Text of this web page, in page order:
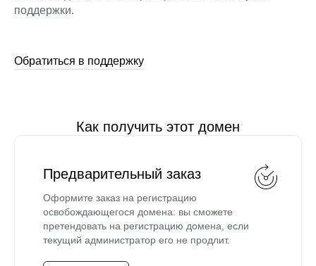
поддержки.
Обратиться в поддержку
Как получить этот домен
Предварительный заказ
Оформите заказ на регистрацию
освобождающегося домена: вы сможете
претендовать на регистрацию домена, если
текущий администратор его не продлит.